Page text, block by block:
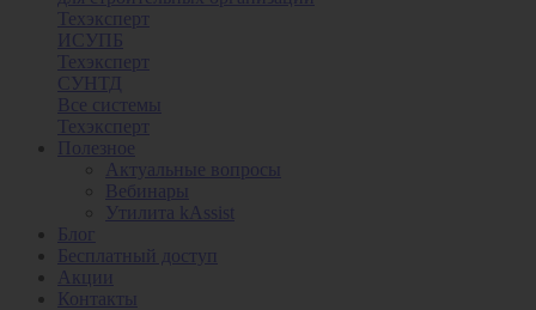
Техэксперт
ИСУПБ
Техэксперт
СУНТД
Все системы
Техэксперт
Полезное
Актуальные вопросы
Вебинары
Утилита kAssist
Блог
Бесплатный доступ
Акции
Контакты